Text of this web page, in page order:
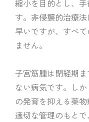
縮小を目的とし、
す。非侵襲的治療
早いですが、すべ
ません。
子宮筋腫は閉経期
ない病気です。し
の発育を抑える薬
適切な管理のもと